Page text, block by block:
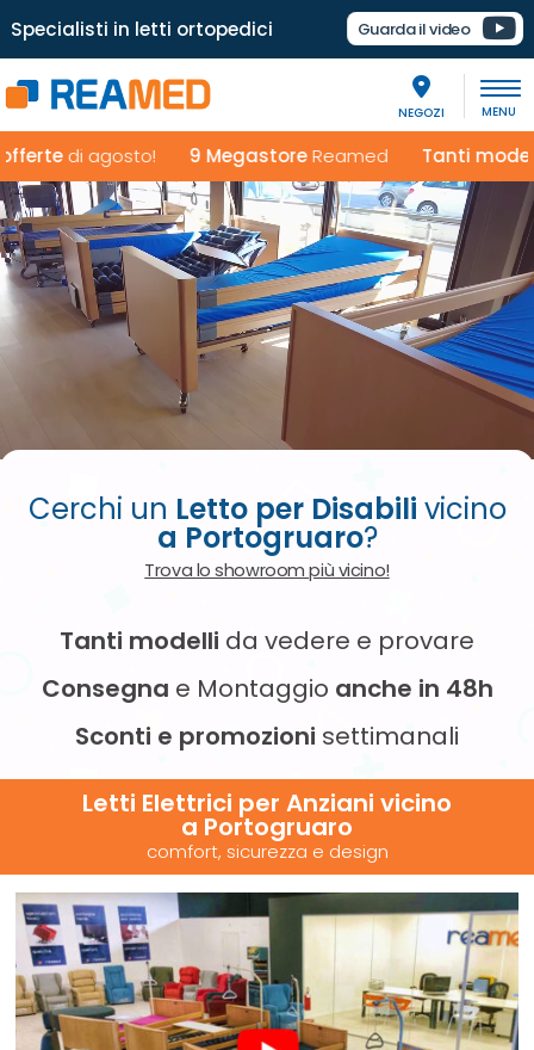
Specialisti in letti ortopedici Guarda il video
NEGOZI
di agosto!9 MegastoreReamedTanti modelli
Cerchi un Letto per Disabili vicino
a Portogruaro?
Trova lo showroom più vicino!
Tanti modelli da vedere e provare
Consegna e Montaggio anche in 48h
Sconti e promozioni settimanali
Letti Elettrici per Anziani vicino
a Portogruaro
comfort, sicurezza e design